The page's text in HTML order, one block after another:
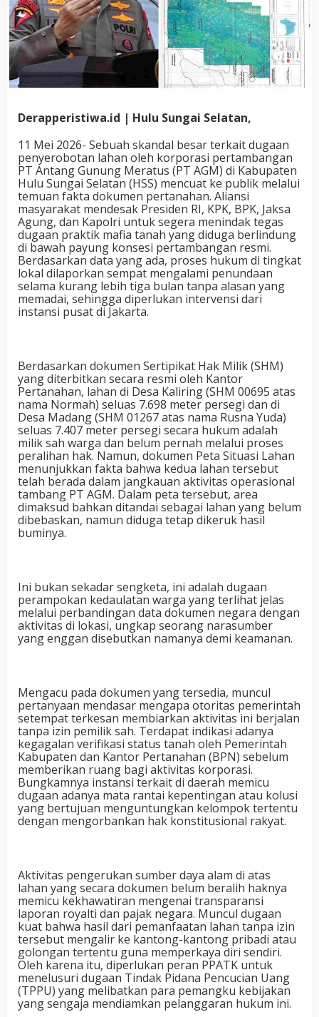
Derapperistiwa.id | Hulu Sungai Selatan,
11 Mei 2026- Sebuah skandal besar terkait dugaan
penyerobotan lahan oleh korporasi pertambangan
PT Antang Gunung Meratus (PT AGM) di Kabupaten
Hulu Sungai Selatan (HSS) mencuat ke publik melalui
temuan fakta dokumen pertanahan. Aliansi
masyarakat mendesak Presiden RI, KPK, BPK, Jaksa
Agung, dan Kapolri untuk segera menindak tegas
dugaan praktik mafia tanah yang diduga berlindung
di bawah payung konsesi pertambangan resmi.
Berdasarkan data yang ada, proses hukum di tingkat
lokal dilaporkan sempat mengalami penundaan
selama kurang lebih tiga bulan tanpa alasan yang
memadai, sehingga diperlukan intervensi dari
instansi pusat di Jakarta.
Berdasarkan dokumen Sertipikat Hak Milik (SHM)
yang diterbitkan secara resmi oleh Kantor
Pertanahan, lahan di Desa Kaliring (SHM 00695 atas
nama Normah) seluas 7.698 meter persegi dan di
Desa Madang (SHM 01267 atas nama Rusna Yuda)
seluas 7.407 meter persegi secara hukum adalah
milik sah warga dan belum pernah melalui proses
peralihan hak. Namun, dokumen Peta Situasi Lahan
menunjukkan fakta bahwa kedua lahan tersebut
telah berada dalam jangkauan aktivitas operasional
tambang PT AGM. Dalam peta tersebut, area
dimaksud bahkan ditandai sebagai lahan yang belum
dibebaskan, namun diduga tetap dikeruk hasil
buminya.
Ini bukan sekadar sengketa, ini adalah dugaan
perampokan kedaulatan warga yang terlihat jelas
melalui perbandingan data dokumen negara dengan
aktivitas di lokasi, ungkap seorang narasumber
yang enggan disebutkan namanya demi keamanan.
Mengacu pada dokumen yang tersedia, muncul
pertanyaan mendasar mengapa otoritas pemerintah
setempat terkesan membiarkan aktivitas ini berjalan
tanpa izin pemilik sah. Terdapat indikasi adanya
kegagalan verifikasi status tanah oleh Pemerintah
Kabupaten dan Kantor Pertanahan (BPN) sebelum
memberikan ruang bagi aktivitas korporasi.
Bungkamnya instansi terkait di daerah memicu
dugaan adanya mata rantai kepentingan atau kolusi
yang bertujuan menguntungkan kelompok tertentu
dengan mengorbankan hak konstitusional rakyat.
Aktivitas pengerukan sumber daya alam di atas
lahan yang secara dokumen belum beralih haknya
memicu kekhawatiran mengenai transparansi
laporan royalti dan pajak negara. Muncul dugaan
kuat bahwa hasil dari pemanfaatan lahan tanpa izin
tersebut mengalir ke kantong-kantong pribadi atau
golongan tertentu guna memperkaya diri sendiri.
Oleh karena itu, diperlukan peran PPATK untuk
menelusuri dugaan Tindak Pidana Pencucian Uang
(TPPU) yang melibatkan para pemangku kebijakan
yang sengaja mendiamkan pelanggaran hukum ini.